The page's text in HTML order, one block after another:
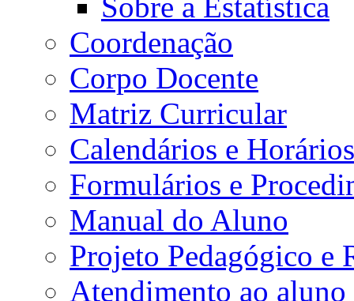
Coordenação
Corpo Docente
Matriz Curricular
Calendários e Horários
Formulários e
Manual do Aluno
Projeto Pedagógico e
Atendimento ao aluno